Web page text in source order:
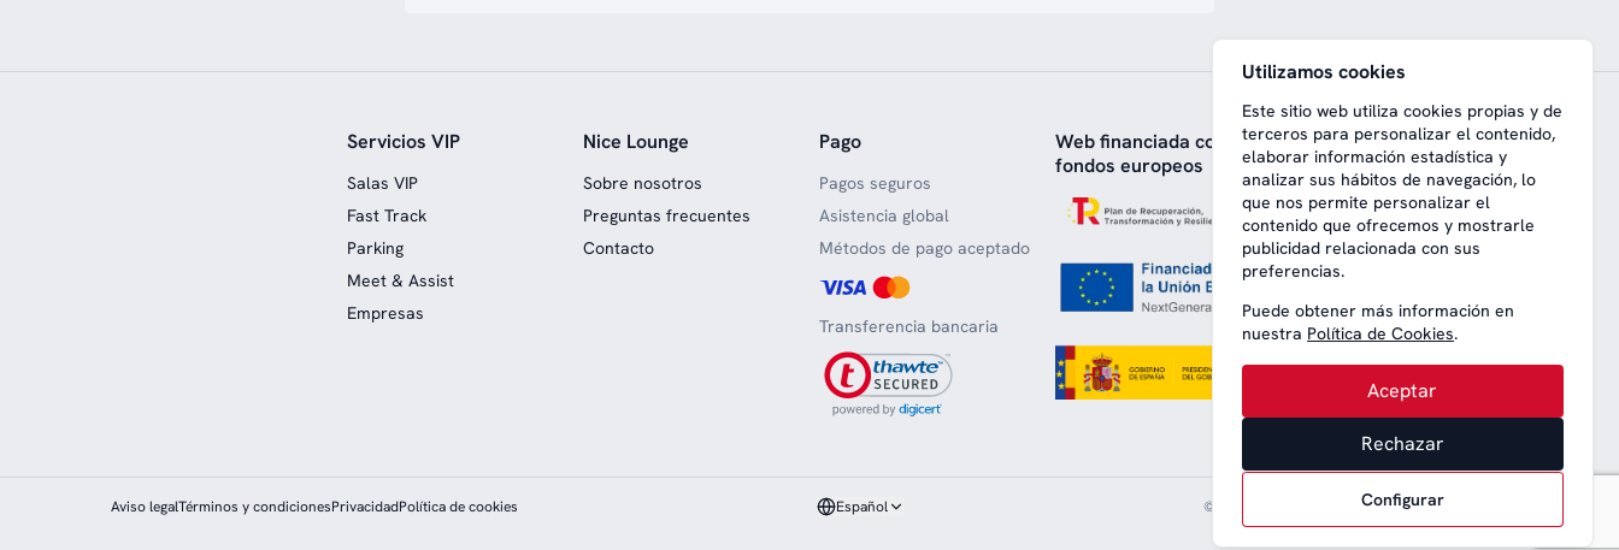
Servicios VIP
Salas VIP
Fast Track
Parking
Meet & Assist
Empresas
Nice Lounge
Sobre nosotros
Preguntas frecuentes
Contacto
Pago
Pagos seguros
Asistencia global
Métodos de pago aceptado
Transferencia bancaria
Web financiada con
fondos europeos
Aviso legalTérminos y condicionesPrivacidadPolítica de cookies Español © 2008-2026 Nice Lounge SL (CIF: B64707292)
Utilizamos cookies
Este sitio web utiliza cookies propias y de
terceros para personalizar el contenido,
elaborar información estadística y
analizar sus hábitos de navegación, lo
que nos permite personalizar el
contenido que ofrecemos y mostrarle
publicidad relacionada con sus
preferencias.
Puede obtener más información en
nuestra Política de Cookies.
Aceptar
Rechazar
Configurar